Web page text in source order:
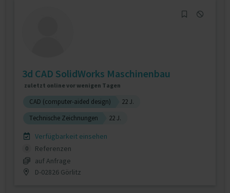
3d CAD SolidWorks Maschinenbau
zuletzt online vor wenigen Tagen
CAD (computer-aided design)
22 J.
Technische Zeichnungen
22 J.
Verfügbarkeit einsehen
0
Referenzen
auf Anfrage
D-02826 Görlitz